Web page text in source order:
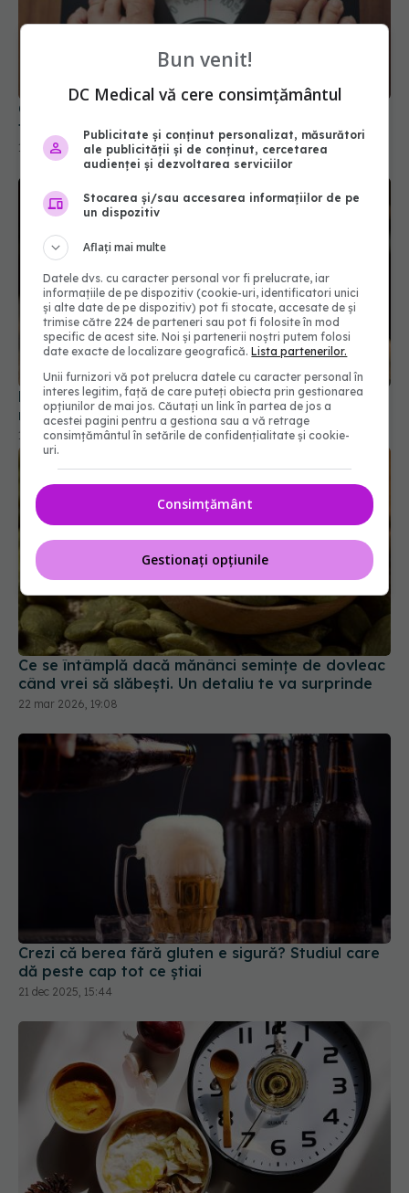
Cum să slăbești fără dietă. Trucul simplu care
funcționează mereu
Detox cu supă de oase: dietă minune sau
minciună virală?
16 iun 2025, 22:28
Ce se întâmplă dacă mănânci semințe de dovleac
când vrei să slăbești. Un detaliu te va surprinde
22 mar 2026, 19:08
Crezi că berea fără gluten e sigură? Studiul care
dă peste cap tot ce știai
21 dec 2025, 15:44
Ce este dieta 5:2 și cum slăbești fără să te
înfometezi. Beneficii pentru corp și minte
Bun venit!
DC Medical vă cere consimțământul
Publicitate și conținut personalizat, măsurători
ale publicității și de conținut, cercetarea
audienței și dezvoltarea serviciilor
Stocarea și/sau accesarea informațiilor de pe
un dispozitiv
Aflați mai multe
Datele dvs. cu caracter personal vor fi prelucrate, iar
informațiile de pe dispozitiv (cookie-uri, identificatori unici
și alte date de pe dispozitiv) pot fi stocate, accesate de și
trimise către 224 de parteneri sau pot fi folosite în mod
specific de acest site. Noi și partenerii noștri putem folosi
date exacte de localizare geografică.Lista partenerilor.
Unii furnizori vă pot prelucra datele cu caracter personal în
interes legitim, față de care puteți obiecta prin gestionarea
opțiunilor de mai jos. Căutați un link în partea de jos a
acestei pagini pentru a gestiona sau a vă retrage
consimțământul în setările de confidențialitate și cookie-
uri.
Consimțământ
Gestionați opțiunile